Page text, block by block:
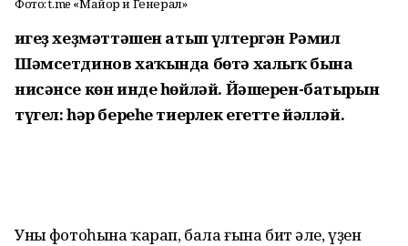
Фото: t.me «Майор и Генерал»
Һигеҙ хеҙмәттәшен атып үлтергән Рәмил
Шәмсетдинов хаҡында бөтә халыҡ бына
нисәнсе көн инде һөйләй. Йәшерен-батырын
түгел: һәр береһе тиерлек егетте йәлләй.
Уның фотоһына ҡарап, бала ғына бит әле, үҙен